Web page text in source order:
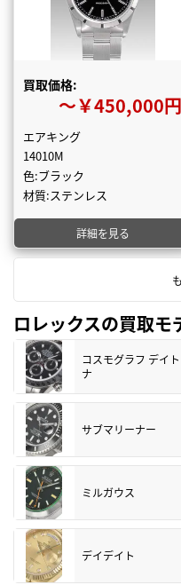
買取価格:
〜￥450,000円
エアキング
14010M
色:ブラック
材質:ステンレス
詳細を見る
ロレックスの買取モ
コスモグラフ デイト
ナ
サブマリーナー
ミルガウス
デイデイト